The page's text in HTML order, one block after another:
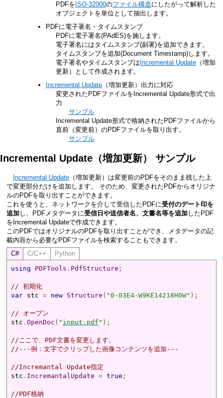
PDFを ISO-32000のファイル構造にしたがって解析した
オブジェクトを単位として抽出します。
PDFに電子署名・タイムスタンプ
PDFに電子署名(PAdES)を施します。
電子署名にはタイムスタンプ(副署)を追加できます。
タイムスタンプを追加(Document Timestamp)します。
電子署名やタイムスタンプは Incremental Update（増加
更新）として作成されます。
Incremental Update （増加更新）出力に対応
変更されたPDFファイルをIncremental Update形式で出
力
サンプル
Incremental Update形式で格納されたPDFファイルから
直前（変更前）のPDFファイルを取り出す。
サンプル
Incremental Update（増加更新） サンプル
Incremental Update （増加更新）は変更前のPDFをそのまま残した上
で変更部分だけを追加します。 そのため、変更されたPDFからオリジナ
ルのPDFを取り出すことができます。
これを使うと、ネットワークを介して受信したPDFに受付のデート印を
追加し、PDFメタデータに受信日や送信者名、文書名等を追加したPDF
をIncremental Updateで作成できます。
このPDFではオリジナルのPDFを取り出すことができ、メタデータの記
載内容から必要なPDFファイルを検索することもできます。
C#
C/C++
Python
using
PDFTools . PdfStructure ;
// 初期化
var stc = new Structure ( "0-03E4-W9KE14218H0W" );
// オープン
stc . OpenDoc ( " input.pdf " );
//ここで、PDF文書を変更します。
//---例：文字でクリップした画像コンテンツを追加---
//Incremantal Update指定
stc . IncremantalUpdate = true ;
//PDF格納